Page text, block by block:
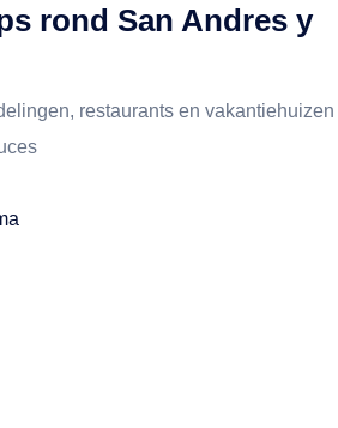
rond San Andres y
restaurants en vakantiehuizen